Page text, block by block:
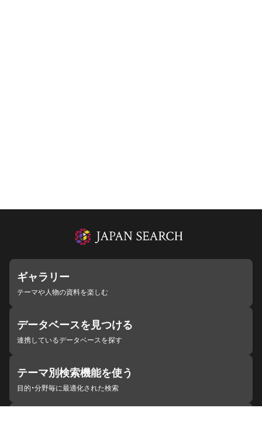
ギャラリー
テーマや人物の資料を楽しむ
データベースを見つける
連携しているデータベースを探す
テーマ別検索機能を使う
目的・分野毎に最適化された検索